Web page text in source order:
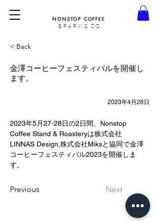
NONSTOP COFFEE
S P A R K & C O.
< Back
金澤コーヒーフェスティバルを開催し
ます。
2023年4月28日
2023年5月27-28日の2日間、Nonstop
Coffee Stand & Roasteryは株式会社
LINNAS Design,株式会社Miksと協同で金澤
コーヒーフェスティバル2023を開催しま
す。
Previous Next